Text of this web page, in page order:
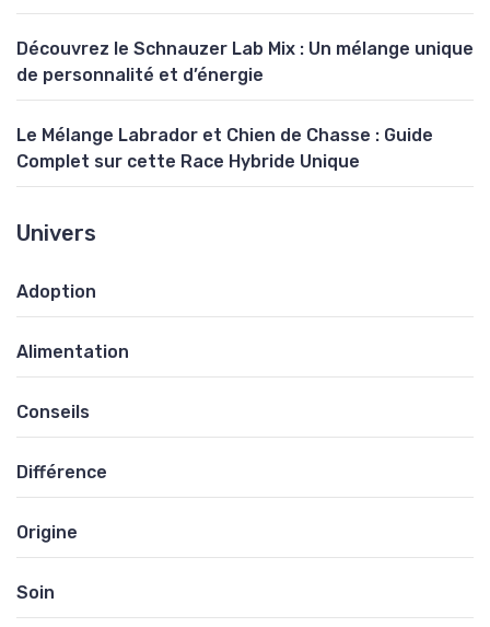
Découvrez le Schnauzer Lab Mix : Un mélange unique
de personnalité et d’énergie
Le Mélange Labrador et Chien de Chasse : Guide
Complet sur cette Race Hybride Unique
Univers
Adoption
Alimentation
Conseils
Différence
Origine
Soin